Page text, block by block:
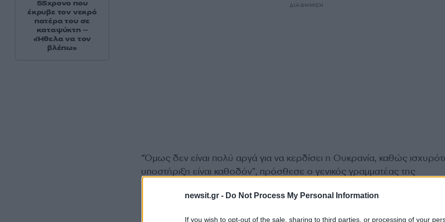
newsit.gr - Do Not Process My Personal Information
If you wish to opt-out of the sale, sharing to third parties, or processing of your
ΔΙΑΦΗΜΙΣΗ
“Όμως δεν είναι πολύ αργά για να κερδίσει η Ουκρανία, καθώς
υποστήριξη είναι καθοδόν”, πρόσθεσε ο γενικός γραμματέας της
55χρονο που
έκρυβε τον νεκρό
πατέρα του σε
καταψύκτη –
«Ήθελα να τον
βλέπω»